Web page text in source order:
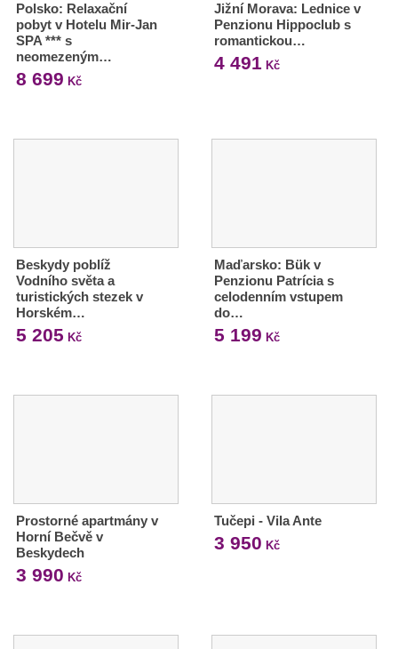
Polsko: Relaxační
pobyt v Hotelu Mir-Jan
SPA *** s
neomezeným…
8 699 Kč
Jižní Morava: Lednice v
Penzionu Hippoclub s
romantickou…
4 491 Kč
Beskydy poblíž
Vodního světa a
turistických stezek v
Horském…
5 205 Kč
Maďarsko: Bük v
Penzionu Patrícia s
celodenním vstupem
do…
5 199 Kč
Prostorné apartmány v
Horní Bečvě v
Beskydech
3 990 Kč
Tučepi - Vila Ante
3 950 Kč